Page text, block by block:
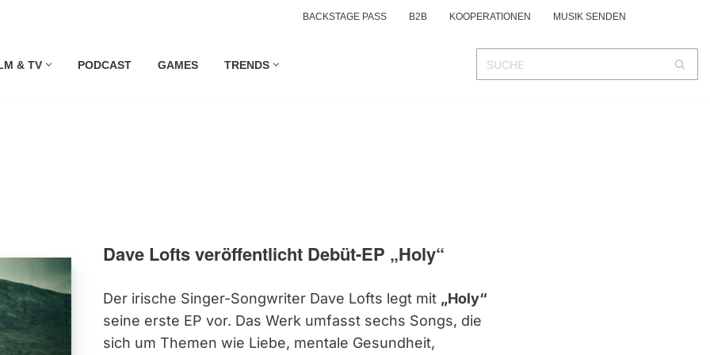
BACKSTAGE PASS B2B KOOPERATIONEN MUSIK SENDEN
& TV PODCAST GAMES TRENDS
Dave Lofts veröffentlicht Debüt-EP „Holy“
Der irische Singer-Songwriter Dave Lofts legt mit „Holy“
seine erste EP vor. Das Werk umfasst sechs Songs, die
sich um Themen wie Liebe, mentale Gesundheit,